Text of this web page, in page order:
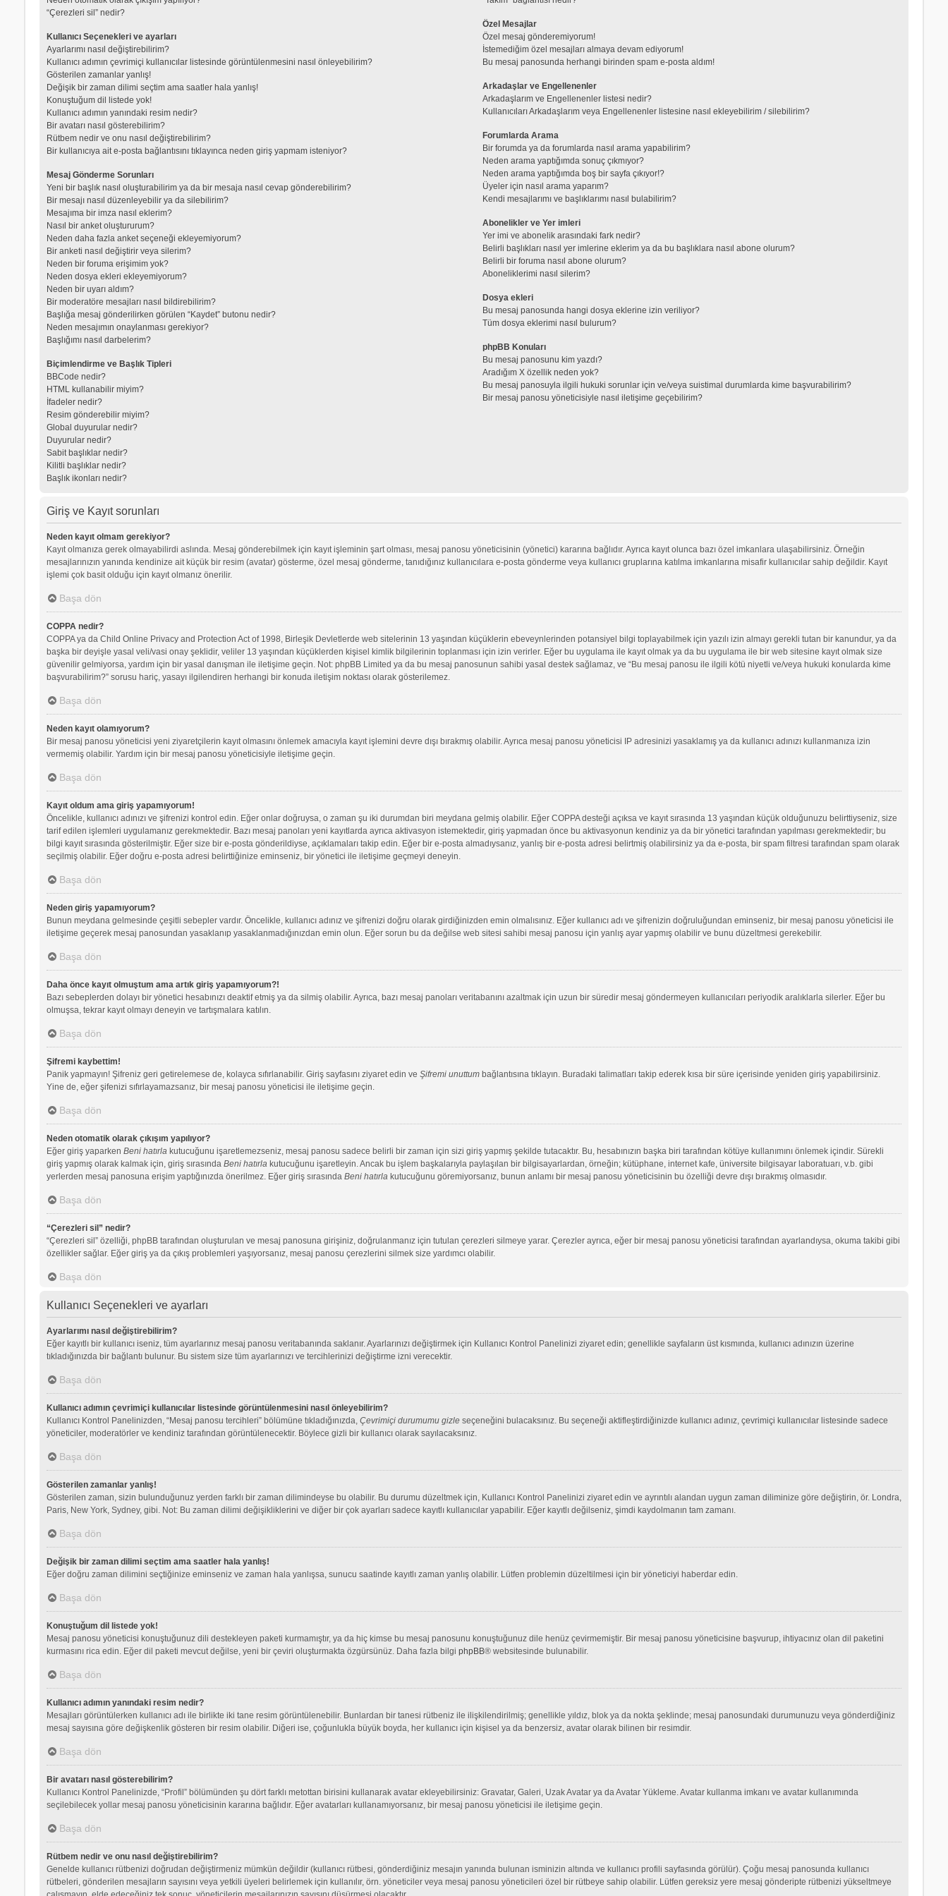
“Çerezleri sil” nedir?
Kullanıcı Seçenekleri ve ayarları
Ayarlarımı nasıl değiştirebilirim?
Kullanıcı adımın çevrimiçi kullanıcılar listesinde görüntülenmesini nasıl önleyebilirim?
Gösterilen zamanlar yanlış!
Değişik bir zaman dilimi seçtim ama saatler hala yanlış!
Konuştuğum dil listede yok!
Kullanıcı adımın yanındaki resim nedir?
Bir avatarı nasıl gösterebilirim?
Rütbem nedir ve onu nasıl değiştirebilirim?
Bir kullanıcıya ait e-posta bağlantısını tıklayınca neden giriş yapmam isteniyor?
Mesaj Gönderme Sorunları
Yeni bir başlık nasıl oluşturabilirim ya da bir mesaja nasıl cevap gönderebilirim?
Bir mesajı nasıl düzenleyebilir ya da silebilirim?
Mesajıma bir imza nasıl eklerim?
Nasıl bir anket oluştururum?
Neden daha fazla anket seçeneği ekleyemiyorum?
Bir anketi nasıl değiştirir veya silerim?
Neden bir foruma erişimim yok?
Neden dosya ekleri ekleyemiyorum?
Neden bir uyarı aldım?
Bir moderatöre mesajları nasıl bildirebilirim?
Başlığa mesaj gönderilirken görülen “Kaydet” butonu nedir?
Neden mesajımın onaylanması gerekiyor?
Başlığımı nasıl darbelerim?
Biçimlendirme ve Başlık Tipleri
BBCode nedir?
HTML kullanabilir miyim?
İfadeler nedir?
Resim gönderebilir miyim?
Global duyurular nedir?
Duyurular nedir?
Sabit başlıklar nedir?
Kilitli başlıklar nedir?
Başlık ikonları nedir?
Özel Mesajlar
Özel mesaj gönderemiyorum!
İstemediğim özel mesajları almaya devam ediyorum!
Bu mesaj panosunda herhangi birinden spam e-posta aldım!
Arkadaşlar ve Engellenenler
Arkadaşlarım ve Engellenenler listesi nedir?
Kullanıcıları Arkadaşlarım veya Engellenenler listesine nasıl ekleyebilirim / silebilirim?
Forumlarda Arama
Bir forumda ya da forumlarda nasıl arama yapabilirim?
Neden arama yaptığımda sonuç çıkmıyor?
Neden arama yaptığımda boş bir sayfa çıkıyor!?
Üyeler için nasıl arama yaparım?
Kendi mesajlarımı ve başlıklarımı nasıl bulabilirim?
Abonelikler ve Yer imleri
Yer imi ve abonelik arasındaki fark nedir?
Belirli başlıkları nasıl yer imlerine eklerim ya da bu başlıklara nasıl abone olurum?
Belirli bir foruma nasıl abone olurum?
Aboneliklerimi nasıl silerim?
Dosya ekleri
Bu mesaj panosunda hangi dosya eklerine izin veriliyor?
Tüm dosya eklerimi nasıl bulurum?
phpBB Konuları
Bu mesaj panosunu kim yazdı?
Aradığım X özellik neden yok?
Bu mesaj panosuyla ilgili hukuki sorunlar için ve/veya suistimal durumlarda kime başvurabilirim?
Bir mesaj panosu yöneticisiyle nasıl iletişime geçebilirim?
Giriş ve Kayıt sorunları
Neden kayıt olmam gerekiyor?
Kayıt olmanıza gerek olmayabilirdi aslında. Mesaj gönderebilmek için kayıt işleminin şart olması, mesaj panosu yöneticisinin (yönetici) kararına bağlıdır. Ayrıca kayıt olunca bazı özel imkanlara ulaşabilirsiniz. Örneğin
mesajlarınızın yanında kendinize ait küçük bir resim (avatar) gösterme, özel mesaj gönderme, tanıdığınız kullanıcılara e-posta gönderme veya kullanıcı gruplarına katılma imkanlarına misafir kullanıcılar sahip değildir. Kayıt
işlemi çok basit olduğu için kayıt olmanız önerilir.
Başa dön
COPPA nedir?
COPPA ya da Child Online Privacy and Protection Act of 1998, Birleşik Devletlerde web sitelerinin 13 yaşından küçüklerin ebeveynlerinden potansiyel bilgi toplayabilmek için yazılı izin almayı gerekli tutan bir kanundur, ya da
başka bir deyişle yasal veli/vasi onay şeklidir, veliler 13 yaşından küçüklerden kişisel kimlik bilgilerinin toplanması için izin verirler. Eğer bu uygulama ile kayıt olmak ya da bu uygulama ile bir web sitesine kayıt olmak size
güvenilir gelmiyorsa, yardım için bir yasal danışman ile iletişime geçin. Not: phpBB Limited ya da bu mesaj panosunun sahibi yasal destek sağlamaz, ve “Bu mesaj panosu ile ilgili kötü niyetli ve/veya hukuki konularda kime
başvurabilirim?” sorusu hariç, yasayı ilgilendiren herhangi bir konuda iletişim noktası olarak gösterilemez.
Başa dön
Neden kayıt olamıyorum?
Bir mesaj panosu yöneticisi yeni ziyaretçilerin kayıt olmasını önlemek amacıyla kayıt işlemini devre dışı bırakmış olabilir. Ayrıca mesaj panosu yöneticisi IP adresinizi yasaklamış ya da kullanıcı adınızı kullanmanıza izin
vermemiş olabilir. Yardım için bir mesaj panosu yöneticisiyle iletişime geçin.
Başa dön
Kayıt oldum ama giriş yapamıyorum!
Öncelikle, kullanıcı adınızı ve şifrenizi kontrol edin. Eğer onlar doğruysa, o zaman şu iki durumdan biri meydana gelmiş olabilir. Eğer COPPA desteği açıksa ve kayıt sırasında 13 yaşından küçük olduğunuzu belirttiyseniz, size
tarif edilen işlemleri uygulamanız gerekmektedir. Bazı mesaj panoları yeni kayıtlarda ayrıca aktivasyon istemektedir, giriş yapmadan önce bu aktivasyonun kendiniz ya da bir yönetici tarafından yapılması gerekmektedir; bu
bilgi kayıt sırasında gösterilmiştir. Eğer size bir e-posta gönderildiyse, açıklamaları takip edin. Eğer bir e-posta almadıysanız, yanlış bir e-posta adresi belirtmiş olabilirsiniz ya da e-posta, bir spam filtresi tarafından spam olarak
seçilmiş olabilir. Eğer doğru e-posta adresi belirttiğinize eminseniz, bir yönetici ile iletişime geçmeyi deneyin.
Başa dön
Neden giriş yapamıyorum?
Bunun meydana gelmesinde çeşitli sebepler vardır. Öncelikle, kullanıcı adınız ve şifrenizi doğru olarak girdiğinizden emin olmalısınız. Eğer kullanıcı adı ve şifrenizin doğruluğundan eminseniz, bir mesaj panosu yöneticisi ile
iletişime geçerek mesaj panosundan yasaklanıp yasaklanmadığınızdan emin olun. Eğer sorun bu da değilse web sitesi sahibi mesaj panosu için yanlış ayar yapmış olabilir ve bunu düzeltmesi gerekebilir.
Başa dön
Daha önce kayıt olmuştum ama artık giriş yapamıyorum?!
Bazı sebeplerden dolayı bir yönetici hesabınızı deaktif etmiş ya da silmiş olabilir. Ayrıca, bazı mesaj panoları veritabanını azaltmak için uzun bir süredir mesaj göndermeyen kullanıcıları periyodik aralıklarla silerler. Eğer bu
olmuşsa, tekrar kayıt olmayı deneyin ve tartışmalara katılın.
Başa dön
Şifremi kaybettim!
Panik yapmayın! Şifreniz geri getirelemese de, kolayca sıfırlanabilir. Giriş sayfasını ziyaret edin ve Şifremi unuttumbağlantısına tıklayın. Buradaki talimatları takip ederek kısa bir süre içerisinde yeniden giriş yapabilirsiniz.
Yine de, eğer şifenizi sıfırlayamazsanız, bir mesaj panosu yöneticisi ile iletişime geçin.
Başa dön
Neden otomatik olarak çıkışım yapılıyor?
Eğer giriş yaparken Beni hatırlakutucuğunu işaretlemezseniz, mesaj panosu sadece belirli bir zaman için sizi giriş yapmış şekilde tutacaktır. Bu, hesabınızın başka biri tarafından kötüye kullanımını önlemek içindir. Sürekli
giriş yapmış olarak kalmak için, giriş sırasında Beni hatırlakutucuğunu işaretleyin. Ancak bu işlem başkalarıyla paylaşılan bir bilgisayarlardan, örneğin; kütüphane, internet kafe, üniversite bilgisayar laboratuarı, v.b. gibi
yerlerden mesaj panosuna erişim yaptığınızda önerilmez. Eğer giriş sırasında Beni hatırlakutucuğunu göremiyorsanız, bunun anlamı bir mesaj panosu yöneticisinin bu özelliği devre dışı bırakmış olmasıdır.
Başa dön
“Çerezleri sil” nedir?
“Çerezleri sil” özelliği, phpBB tarafından oluşturulan ve mesaj panosuna girişiniz, doğrulanmanız için tutulan çerezleri silmeye yarar. Çerezler ayrıca, eğer bir mesaj panosu yöneticisi tarafından ayarlandıysa, okuma takibi gibi
özellikler sağlar. Eğer giriş ya da çıkış problemleri yaşıyorsanız, mesaj panosu çerezlerini silmek size yardımcı olabilir.
Başa dön
Kullanıcı Seçenekleri ve ayarları
Ayarlarımı nasıl değiştirebilirim?
Eğer kayıtlı bir kullanıcı iseniz, tüm ayarlarınız mesaj panosu veritabanında saklanır. Ayarlarınızı değiştirmek için Kullanıcı Kontrol Panelinizi ziyaret edin; genellikle sayfaların üst kısmında, kullanıcı adınızın üzerine
tıkladığınızda bir bağlantı bulunur. Bu sistem size tüm ayarlarınızı ve tercihlerinizi değiştirme izni verecektir.
Başa dön
Kullanıcı adımın çevrimiçi kullanıcılar listesinde görüntülenmesini nasıl önleyebilirim?
Kullanıcı Kontrol Panelinizden, “Mesaj panosu tercihleri” bölümüne tıkladığınızda, Çevrimiçi durumumu gizleseçeneğini bulacaksınız. Bu seçeneği aktifleştirdiğinizde kullanıcı adınız, çevrimiçi kullanıcılar listesinde sadece
yöneticiler, moderatörler ve kendiniz tarafından görüntülenecektir. Böylece gizli bir kullanıcı olarak sayılacaksınız.
Başa dön
Gösterilen zamanlar yanlış!
Gösterilen zaman, sizin bulunduğunuz yerden farklı bir zaman dilimindeyse bu olabilir. Bu durumu düzeltmek için, Kullanıcı Kontrol Panelinizi ziyaret edin ve ayrıntılı alandan uygun zaman diliminize göre değiştirin, ör. Londra,
Paris, New York, Sydney, gibi. Not: Bu zaman dilimi değişikliklerini ve diğer bir çok ayarları sadece kayıtlı kullanıcılar yapabilir. Eğer kayıtlı değilseniz, şimdi kaydolmanın tam zamanı.
Başa dön
Değişik bir zaman dilimi seçtim ama saatler hala yanlış!
Eğer doğru zaman dilimini seçtiğinize eminseniz ve zaman hala yanlışsa, sunucu saatinde kayıtlı zaman yanlış olabilir. Lütfen problemin düzeltilmesi için bir yöneticiyi haberdar edin.
Başa dön
Konuştuğum dil listede yok!
Mesaj panosu yöneticisi konuştuğunuz dili destekleyen paketi kurmamıştır, ya da hiç kimse bu mesaj panosunu konuştuğunuz dile henüz çevirmemiştir. Bir mesaj panosu yöneticisine başvurup, ihtiyacınız olan dil paketini
kurmasını rica edin. Eğer dil paketi mevcut değilse, yeni bir çeviri oluşturmakta özgürsünüz. Daha fazla bilgi phpBB® websitesinde bulunabilir.
Başa dön
Kullanıcı adımın yanındaki resim nedir?
Mesajları görüntülerken kullanıcı adı ile birlikte iki tane resim görüntülenebilir. Bunlardan bir tanesi rütbeniz ile ilişkilendirilmiş; genellikle yıldız, blok ya da nokta şeklinde; mesaj panosundaki durumunuzu veya gönderdiğiniz
mesaj sayısına göre değişkenlik gösteren bir resim olabilir. Diğeri ise, çoğunlukla büyük boyda, her kullanıcı için kişisel ya da benzersiz, avatar olarak bilinen bir resimdir.
Başa dön
Bir avatarı nasıl gösterebilirim?
Kullanıcı Kontrol Panelinizde, “Profil” bölümünden şu dört farklı metottan birisini kullanarak avatar ekleyebilirsiniz: Gravatar, Galeri, Uzak Avatar ya da Avatar Yükleme. Avatar kullanma imkanı ve avatar kullanımında
seçilebilecek yollar mesaj panosu yöneticisinin kararına bağlıdır. Eğer avatarları kullanamıyorsanız, bir mesaj panosu yöneticisi ile iletişime geçin.
Başa dön
Rütbem nedir ve onu nasıl değiştirebilirim?
Genelde kullanıcı rütbenizi doğrudan değiştirmeniz mümkün değildir (kullanıcı rütbesi, gönderdiğiniz mesajın yanında bulunan isminizin altında ve kullanıcı profili sayfasında görülür). Çoğu mesaj panosunda kullanıcı
rütbeleri, gönderilen mesajların sayısını veya yetkili üyeleri belirlemek için kullanılır, örn. yöneticiler veya mesaj panosu yöneticileri özel bir rütbeye sahip olabilir. Lütfen gereksiz yere mesaj gönderipte rütbenizi yükseltmeye